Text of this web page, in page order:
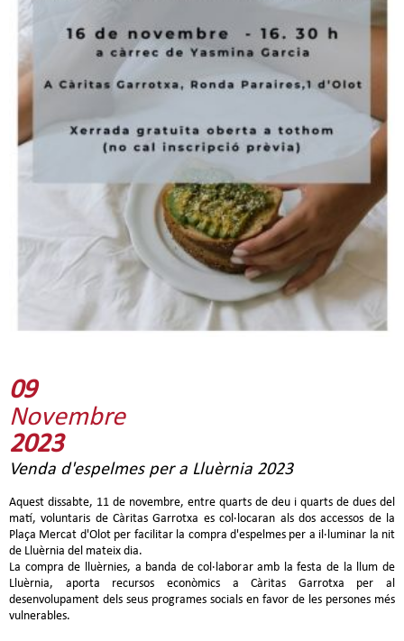
09
Novembre
2023
Venda d'espelmes per a Lluèrnia 2023
Aquest dissabte, 11 de novembre, entre quarts de deu i quarts de dues del
matí, voluntaris de Càritas Garrotxa es col·locaran als dos accessos de la
Plaça Mercat d'Olot per facilitar la compra d'espelmes per a il·luminar la nit
de Lluèrnia del mateix dia.
La compra de lluèrnies, a banda de col·laborar amb la festa de la llum de
Lluèrnia, aporta recursos econòmics a Càritas Garrotxa per al
desenvolupament dels seus programes socials en favor de les persones més
vulnerables.